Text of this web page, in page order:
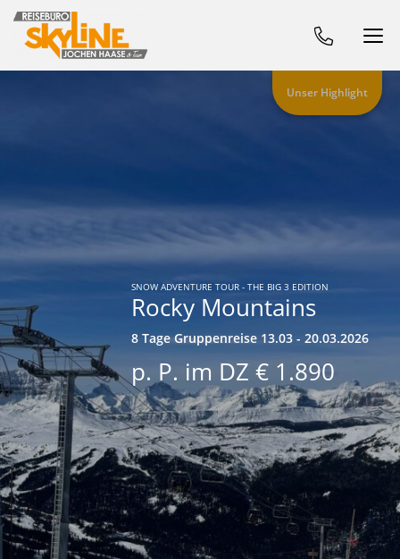
Unser Highlight
SNOW ADVENTURE TOUR - THE BIG 3 EDITION
Rocky Mountains
8 Tage Gruppenreise 13.03 - 20.03.2026
p. P. im DZ € 1.890